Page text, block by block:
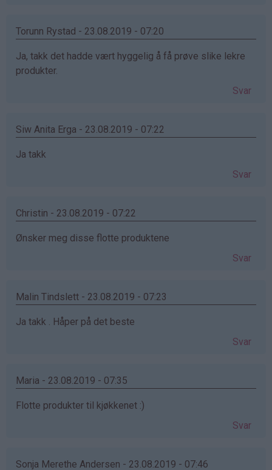
Torunn Rystad - 23.08.2019 - 07:20
Ja, takk det hadde vært hyggelig å få prøve slike lekre
produkter.
Svar
Siw Anita Erga - 23.08.2019 - 07:22
Ja takk
Svar
Christin - 23.08.2019 - 07:22
Ønsker meg disse flotte produktene
Svar
Malin Tindslett - 23.08.2019 - 07:23
Ja takk . Håper på det beste
Svar
Maria - 23.08.2019 - 07:35
Flotte produkter til kjøkkenet :)
Svar
Sonja Merethe Andersen - 23.08.2019 - 07:46